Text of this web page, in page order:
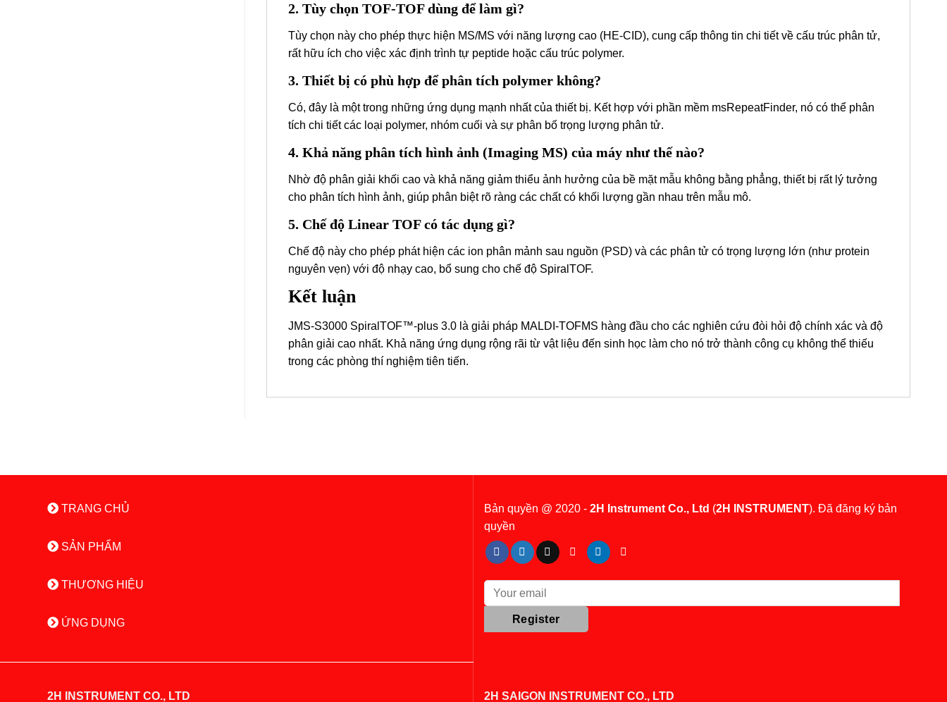
2. Tùy chọn TOF-TOF dùng để làm gì?
Tùy chọn này cho phép thực hiện MS/MS với năng lượng cao (HE-CID), cung cấp thông tin chi tiết về cấu trúc phân tử,
rất hữu ích cho việc xác định trình tự peptide hoặc cấu trúc polymer.
3. Thiết bị có phù hợp để phân tích polymer không?
Có, đây là một trong những ứng dụng mạnh nhất của thiết bị. Kết hợp với phần mềm msRepeatFinder, nó có thể phân
tích chi tiết các loại polymer, nhóm cuối và sự phân bố trọng lượng phân tử.
4. Khả năng phân tích hình ảnh (Imaging MS) của máy như thế nào?
Nhờ độ phân giải khối cao và khả năng giảm thiểu ảnh hưởng của bề mặt mẫu không bằng phẳng, thiết bị rất lý tưởng
cho phân tích hình ảnh, giúp phân biệt rõ ràng các chất có khối lượng gần nhau trên mẫu mô.
5. Chế độ Linear TOF có tác dụng gì?
Chế độ này cho phép phát hiện các ion phân mảnh sau nguồn (PSD) và các phân tử có trọng lượng lớn (như protein
nguyên vẹn) với độ nhạy cao, bổ sung cho chế độ SpiralTOF.
Kết luận
JMS-S3000 SpiralTOF™-plus 3.0 là giải pháp MALDI-TOFMS hàng đầu cho các nghiên cứu đòi hỏi độ chính xác và độ
phân giải cao nhất. Khả năng ứng dụng rộng rãi từ vật liệu đến sinh học làm cho nó trở thành công cụ không thể thiếu
trong các phòng thí nghiệm tiên tiến.
TRANG CHỦ
SẢN PHẨM
THƯƠNG HIỆU
ỨNG DỤNG
Bản quyền @ 2020 - 2H Instrument Co., Ltd (2H INSTRUMENT). Đã đăng ký bản
quyền
2H INSTRUMENT CO., LTD 2H SAIGON INSTRUMENT CO., LTD